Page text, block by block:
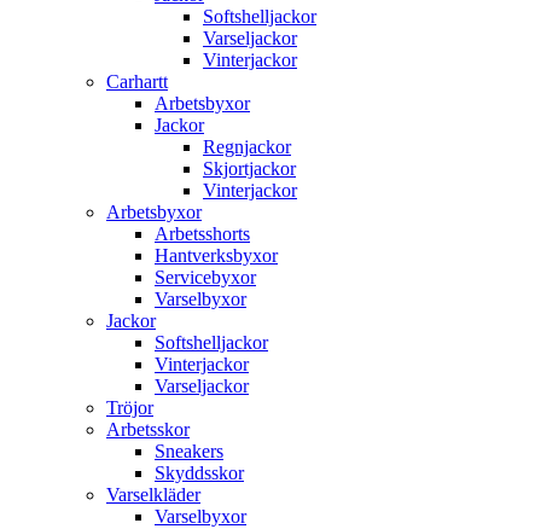
Softshelljackor
Varseljackor
Vinterjackor
Carhartt
Arbetsbyxor
Jackor
Regnjackor
Skjortjackor
Vinterjackor
Arbetsbyxor
Arbetsshorts
Hantverksbyxor
Servicebyxor
Varselbyxor
Jackor
Softshelljackor
Vinterjackor
Varseljackor
Tröjor
Arbetsskor
Sneakers
Skyddsskor
Varselkläder
Varselbyxor